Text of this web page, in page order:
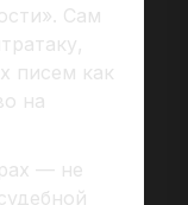
Сам
писем как
на
— не